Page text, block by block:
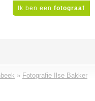
Ik ben een fotograaf
» Fotografie Ilse Bakker